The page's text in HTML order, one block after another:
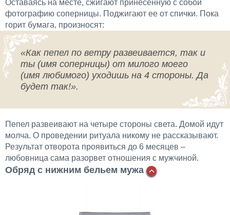
Оставаясь на месте, сжигают принесенную с собой
фотографию соперницы. Поджигают ее от спички. Пока
горит бумага, произносят:
«Как пепел по ветру развеивается, так и
ты (имя соперницы) от милого моего
(имя любимого) уходишь на 4 стороны. Да
будет так!».
Пепел развеивают на четыре стороны света. Домой идут
молча. О проведении ритуала никому не рассказывают.
Результат отворота проявиться до 6 месяцев –
любовница сама разорвет отношения с мужчиной.
Обряд с нижним бельем мужа